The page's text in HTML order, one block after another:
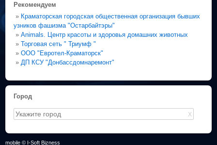
Рекомендуем
» Краматорская городская общественная организация бывших
узников фашизма "Остарбайтэры"
»Animals. Центр красоты и здоровья домашних животных
»Торговая сеть " Триумф "
»ООО "Евротел-Краматорск"
» ДП КСУ "Донбассдомнаремонт"
Город
X
mobile © I-Soft Bizness